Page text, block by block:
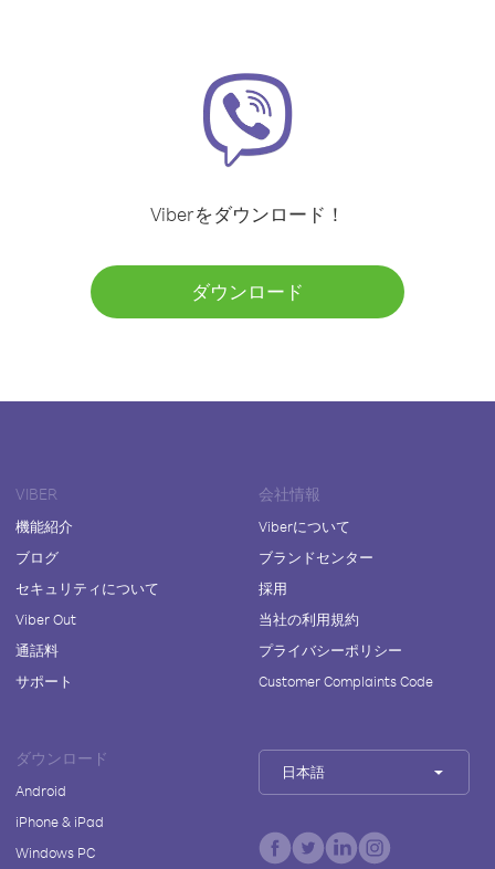
Viberをダウンロード！
ダウンロード
VIBER
機能紹介
ブログ
セキュリティについて
Viber Out
通話料
サポート
会社情報
Viberについて
ブランドセンター
採用
当社の利用規約
プライバシーポリシー
Customer Complaints Code
ダウンロード
Android
iPhone & iPad
Windows PC
日本語